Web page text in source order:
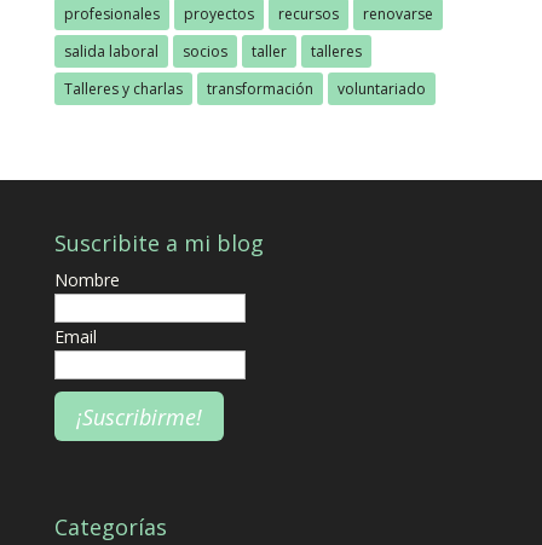
profesionales
proyectos recursos
renovarse
salida laboral
socios taller
talleres
Talleres y charlas
transformación voluntariado
Suscribite a mi blog
Nombre
Email
Categorías